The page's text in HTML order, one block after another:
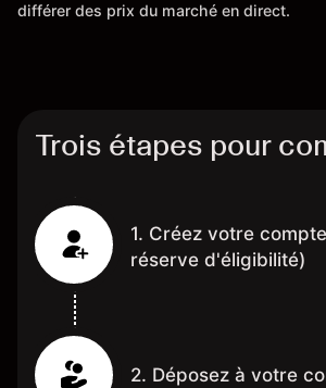
différer des prix du marché en direct.
Trois étapes pour
1. Créez votre
réserve d'éligibilité)
2. Déposez à votre